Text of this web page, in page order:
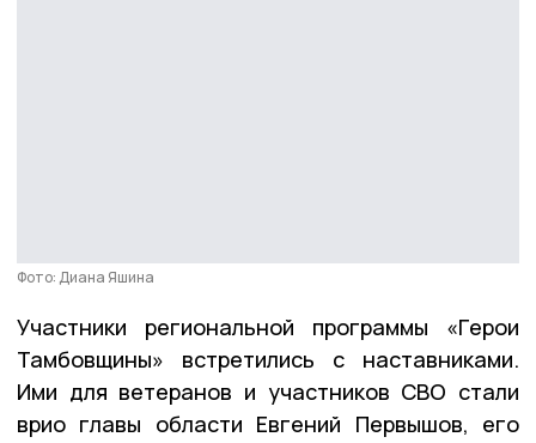
Фото: Диана Яшина
Участники региональной программы «Герои
Тамбовщины» встретились с наставниками.
Ими для ветеранов и участников СВО стали
врио главы области Евгений Первышов, его